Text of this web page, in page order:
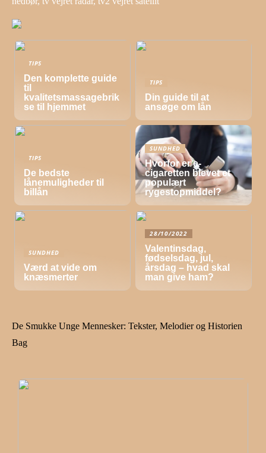
TIPS
Den komplette guide
til
kvalitetsmassagebrik
se til hjemmet
TIPS
Din guide til at
ansøge om lån
TIPS
De bedste
lånemuligheder til
billån
SUNDHED
Hvorfor er e-
cigaretten blevet et
populært
rygestopmiddel?
SUNDHED
Værd at vide om
knæsmerter
28/10/2022
Valentinsdag,
fødselsdag, jul,
årsdag – hvad skal
man give ham?
De Smukke Unge Mennesker: Tekster, Melodier og Historien
Bag